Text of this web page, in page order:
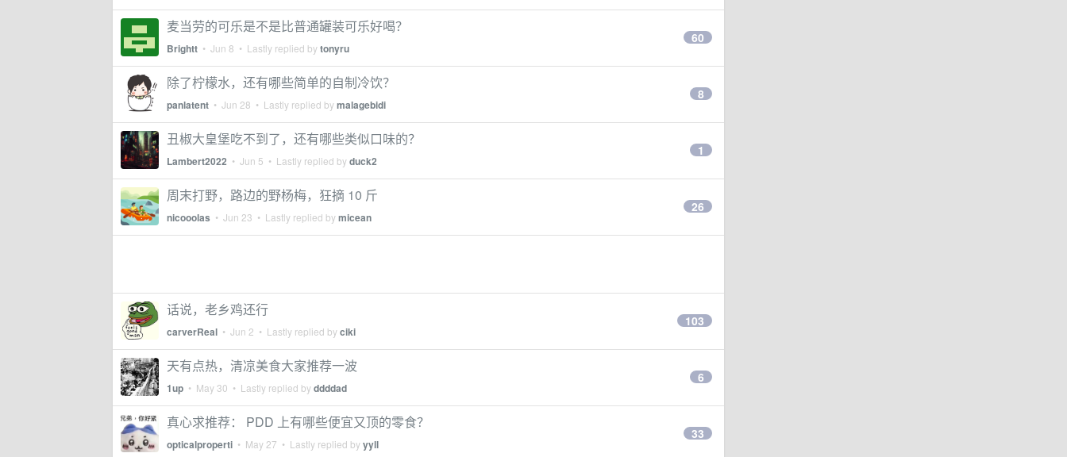
麦当劳的可乐是不是比普通罐装可乐好喝？
Brightt • Jun 8 • Lastly replied bytonyru
60
除了柠檬水，还有哪些简单的自制冷饮？
panlatent • Jun 28 • Lastly replied bymalagebidi
8
丑椒大皇堡吃不到了，还有哪些类似口味的？
Lambert2022 • Jun 5 • Lastly replied byduck2
1
周末打野，路边的野杨梅，狂摘 10 斤
nicooolas • Jun 23 • Lastly replied bymicean
26
话说，老乡鸡还行
carverReal • Jun 2 • Lastly replied byciki
103
天有点热，清凉美食大家推荐一波
1up • May 30 • Lastly replied byddddad
6
真心求推荐： PDD 上有哪些便宜又顶的零食？
opticalproperti • May 27 • Lastly replied byyyll
33